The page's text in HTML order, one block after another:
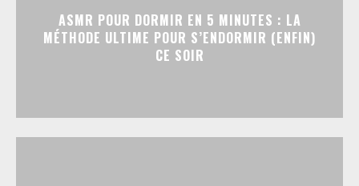
ASMR POUR DORMIR EN 5 MINUTES : LA
MÉTHODE ULTIME POUR S’ENDORMIR (ENFIN)
CE SOIR